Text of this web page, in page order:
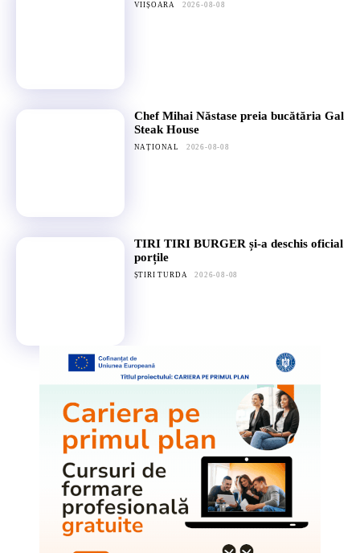
VIIȘOARA 2026-08-08
Chef Mihai Năstase preia bucătăria Gal
Steak House
NAȚIONAL 2026-08-08
TIRI TIRI BURGER și-a deschis oficial
porțile
ȘTIRI TURDA 2026-08-08